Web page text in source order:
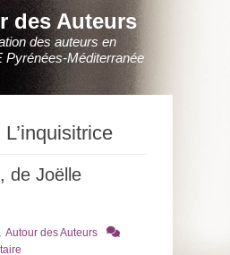
des Auteurs
des auteurs en
Pyrénées-Méditerranée
L’inquisitrice
de Joëlle
Autour des Auteurs